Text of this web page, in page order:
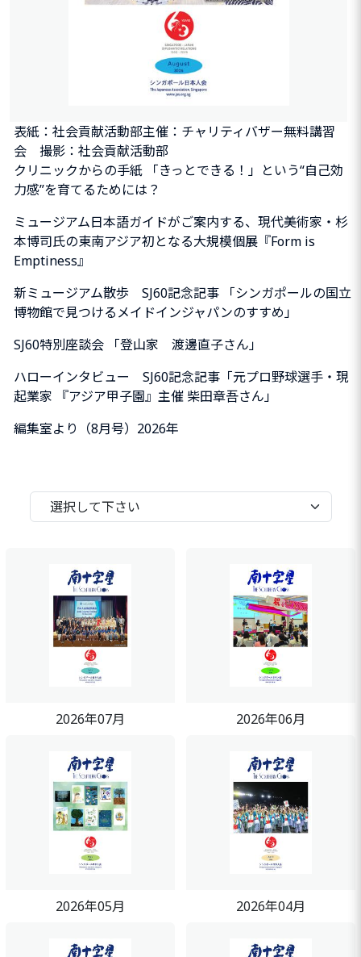
表紙：社会貢献活動部主催：チャリティバザー無料講習
会 撮影：社会貢献活動部
クリニックからの手紙 「きっとできる！」という“自己効
力感”を育てるためには？
ミュージアム日本語ガイドがご案内する、現代美術家・杉
本博司氏の東南アジア初となる大規模個展『Form is
Emptiness』
新ミュージアム散歩 SJ60記念記事 「シンガポールの国立
博物館で見つけるメイドインジャパンのすすめ」
SJ60特別座談会 「登山家 渡邊直子さん」
ハローインタビュー SJ60記念記事「元プロ野球選手・現
起業家 『アジア甲子園』主催 柴田章吾さん」
編集室より（8月号）2026年
2026年07月 2026年06月
2026年05月 2026年04月